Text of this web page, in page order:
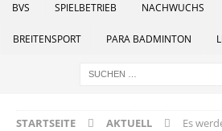
BVS SPIELBETRIEB NACHWUCHS
BREITENSPORT PARA BADMINTON
STARTSEITE AKTUELL
Es